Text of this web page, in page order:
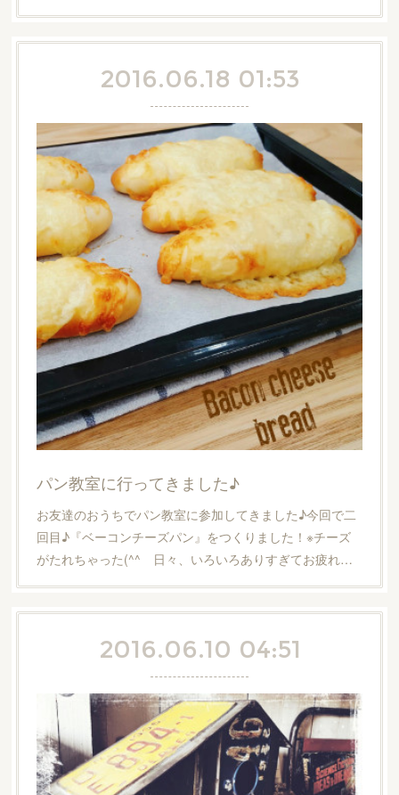
2016.06.18 01:53
パン教室に行ってきました♪
お友達のおうちでパン教室に参加してきました♪今回で二
回目♪『ベーコンチーズパン』をつくりました！※チーズ
がたれちゃった(^^ゞ日々、いろいろありすぎてお疲れ…
2016.06.10 04:51